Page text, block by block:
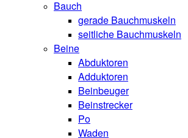
Bauch
gerade Bauchmuskeln
seitliche Bauchmuskeln
Beine
Abduktoren
Adduktoren
Beinbeuger
Beinstrecker
Po
Waden